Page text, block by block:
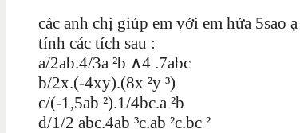
các anh chị giúp em với em hứa 5sao
tính các tích sau :
a/2ab.4/3a ²b ∧4 .7abc
b/2x.(-4xy).(8x ²y ³)
c/(-1,5ab ²).1/4bc.a ²b
d/1/2 abc.4ab ³c.ab ²c.bc ²